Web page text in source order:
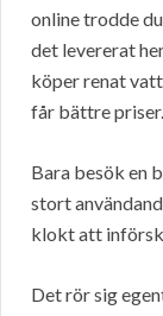
online trodde
det levererat
köper renat
får bättre priser.
Bara besök en
stort
klokt att
Det rör sig